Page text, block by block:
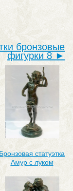
бронзовые
фигурки 8 ►
Бронзовая статуэтка
Амур с луком